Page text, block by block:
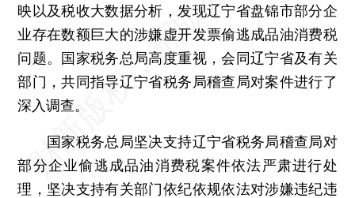
映以及税收大数据分析，发现辽宁省盘锦市部分企
业存在数额巨大的涉嫌虚开发票偷逃成品油消费税
问题。国家税务总局高度重视，会同辽宁省及有关
部门，共同指导辽宁省税务局稽查局对案件进行了
深入调查。
国家税务总局坚决支持辽宁省税务局稽查局对
部分企业偷逃成品油消费税案件依法严肃进行处
理，坚决支持有关部门依纪依规依法对涉嫌违纪违